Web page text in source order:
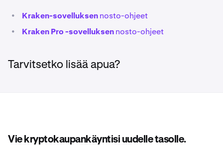
• Kraken-sovelluksennosto-ohjeet
• Kraken Pro -sovelluksennosto-ohjeet
Tarvitsetko lisää apua?
Vie kryptokaupankäyntisi uudelle tasolle.